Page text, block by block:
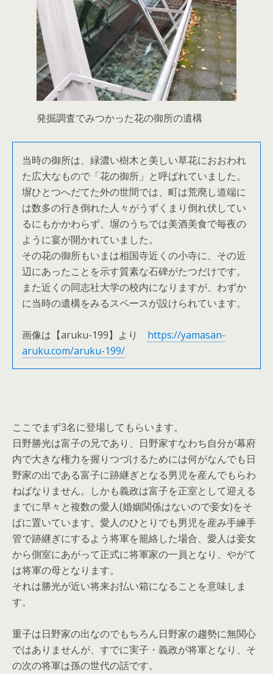
発掘調査でみつかった花の御所の遺構
当時の御所は、緑濃い樹木と美しい草花におおわれ
た広大なもので「花の御所」と呼ばれていました。
塀ひとつへだてた外の世間では、町は荒廃し道端に
は数多の行き倒れた人々がうずくまり倒れ伏してい
るにもかかわらず、塀のうちでは美酒美食で毎夜の
ように宴が開かれていました。
その花の御所もいまは相国寺近くの小寺に、その近
辺にあったことを示す質素な石碑がたつだけです。
また近くの同志社大学の校内になりますが、わずか
に当時の遺構をみるスペースが設けられています。
画像は【aruku-199】より https://yamasan-
aruku.com/aruku-199/
ここでまず3名に登場してもらいます。
日野勝光は富子の兄であり、日野家すなわち自分が幕府
内で大きな権力を握りつづけるためには何がなんでも日
野家の出である富子に跡継ぎとなる男児を産んでもらわ
ねばなりません。しかも義政は富子を正室として迎える
までに早々と複数の愛人(婚姻関係はないので妾女)をそ
ばに置いています。愛人のひとりでも男児を産み手練手
管で跡継ぎにするよう将軍を籠絡した場合、愛人は妾女
から側室にあがって正式に将軍家の一員となり、やがて
は将軍の母となります。
それは勝光が近い将来お払い箱になることを意味しま
す。
重子は日野家の出なのでもちろん日野家の趨勢に無関心
ではありませんが、すでに実子・義政が将軍となり、そ
の次の将軍は孫の世代の話です。